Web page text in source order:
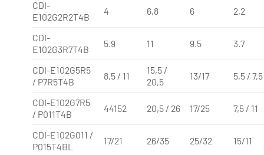
CDI-
E102G2R2T4B
4 6,8 6 2,2
CDI-
E102G3R7T4B
5.9 11 9.5 3.7
CDI-E102G5R5
/ P7R5T4B
8,5 / 11
15,5 /
20,5
13/17 5,5 / 7,5
CDI-E102G7R5
/ P011T4B
44152 20,5 / 26 17/25 7,5 / 11
CDI-E102G011 /
P015T4BL
17/21 26/35 25/32 15/11